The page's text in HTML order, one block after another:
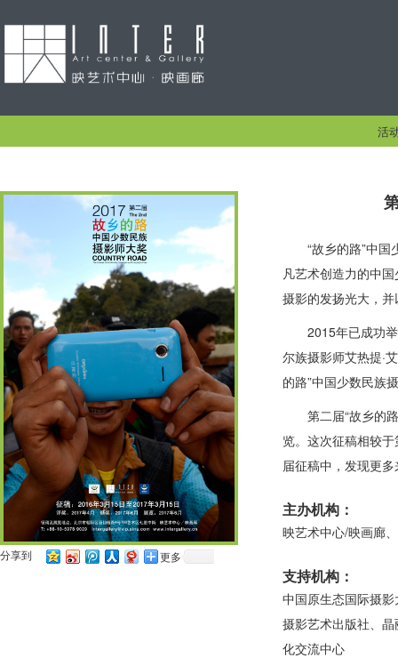
活
分享到 更多
“故乡的路”中
凡艺术创造力的中
摄影的发扬光大，
2015年已成功
尔族摄影师艾热提·
的路”中国少数民族
第二届“故乡的
览。这次征稿相较
届征稿中，发现更
主办机构：
映艺术中心/映画廊
支持机构：
中国原生态国际摄
摄影艺术出版社、
化交流中心